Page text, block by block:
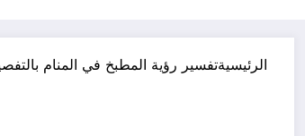
الرئيسيةتفسير رؤية المطبخ في المنام